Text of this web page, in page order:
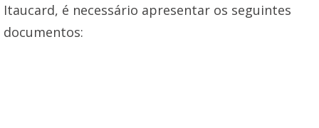
Itaucard, é necessário apresentar os seguintes
documentos: